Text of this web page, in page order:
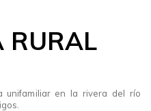
RURAL
unifamiliar en la rivera del río